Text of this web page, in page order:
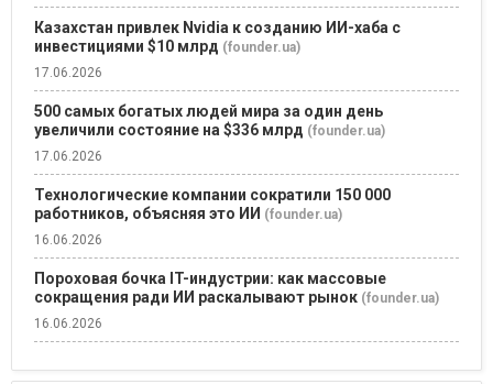
Казахстан привлек Nvidia к созданию ИИ-хаба с
инвестициями $10 млрд (founder.ua)
17.06.2026
500 самых богатых людей мира за один день
увеличили состояние на $336 млрд (founder.ua)
17.06.2026
Технологические компании сократили 150 000
работников, объясняя это ИИ (founder.ua)
16.06.2026
Пороховая бочка IT-индустрии: как массовые
сокращения ради ИИ раскалывают рынок (founder.ua)
16.06.2026